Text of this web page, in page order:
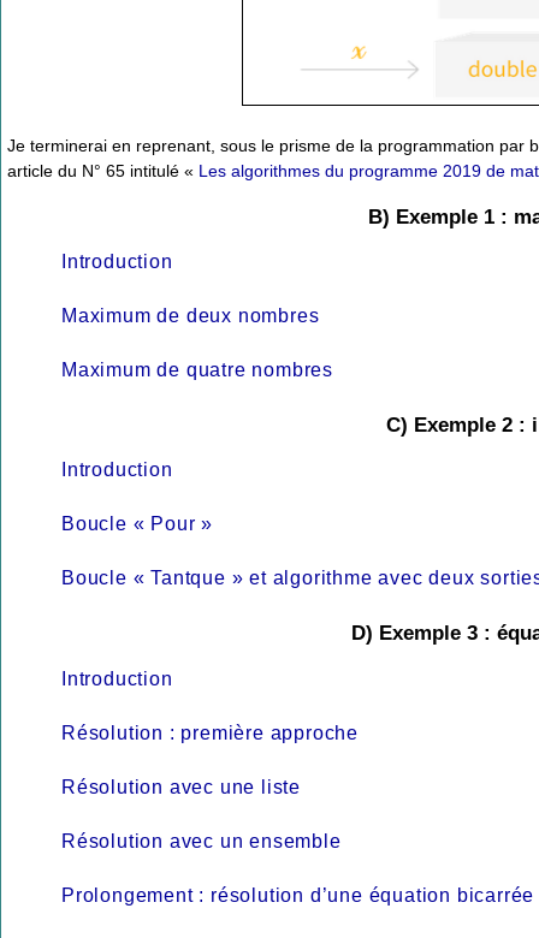
Je terminerai en reprenant, sous le prisme de la programmation par
article du N° 65 intitulé « Les algorithmes du programme 2019 de
B) Exemple 1 :
Introduction
Maximum de deux nombres
Maximum de quatre nombres
C) Exemple 2 :
Introduction
Boucle « Pour »
Boucle « Tantque » et algorithme avec deux
D) Exemple 3 :
Introduction
Résolution : première approche
Résolution avec une liste
Résolution avec un ensemble
Prolongement : résolution d’une équation bicarrée